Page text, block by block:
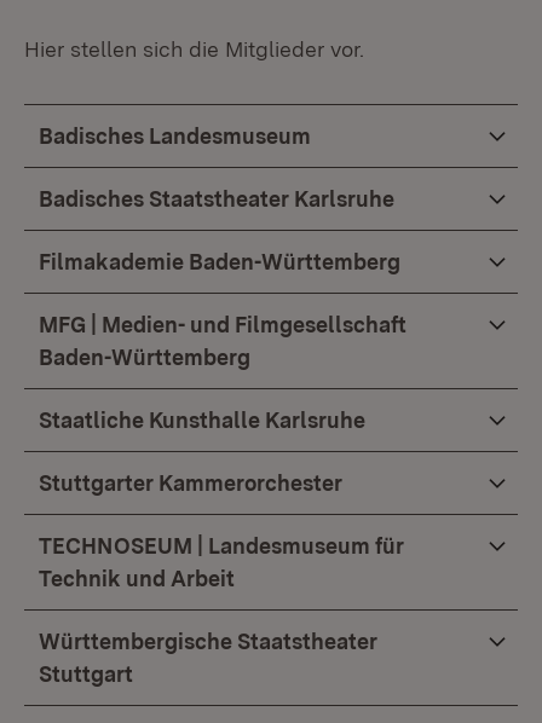
Hier stellen sich die Mitglieder vor.
Badisches Landesmuseum
Badisches Staatstheater Karlsruhe
Filmakademie Baden-Württemberg
MFG | Medien- und Filmgesellschaft
Baden-Württemberg
Staatliche Kunsthalle Karlsruhe
Stuttgarter Kammerorchester
TECHNOSEUM | Landesmuseum für
Technik und Arbeit
Württembergische Staatstheater
Stuttgart